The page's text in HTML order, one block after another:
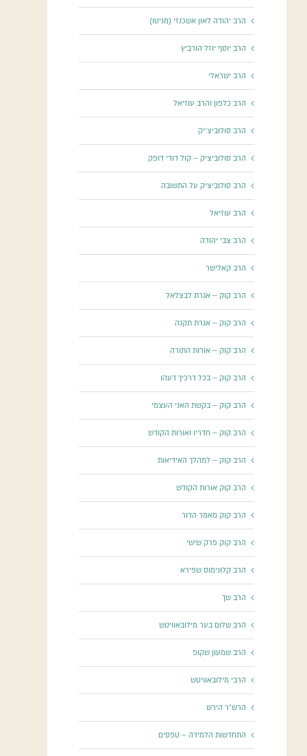
הרב יהודה לאון אשכנזי (מניטו)
הרב יוסף יוזל הורביץ
הרב ישראלי
הרב כלפון והרב עוזיאל
הרב סולוביצ'יק
הרב סולוביציק – קול דודי דופק
הרב סולוביציק על התשובה
הרב עוזיאל
הרב צבי יהודה
הרב קאלישר
הרב קוק – אגרת לבצלאל
הרב קוק – אגרת תקנה
הרב קוק – אורות התורה
הרב קוק – בכל דרכיך דעהו
הרב קוק – בקשת האני העצמי
הרב קוק – חדריו ואורות הקודש
הרב קוק – למהלך האידיאות
הרב קוק אורות הקודש
הרב קוק מאמר הדור
הרב קוק פרק שישי
הרב קלונימוס שפירא
הרב שך
הרב שלום בער מילובאוויטש
הרב שמעון שקופ
הרבי מילובאוויטש
הרש"ר הירש
התחדשות הלמידה – טפסים